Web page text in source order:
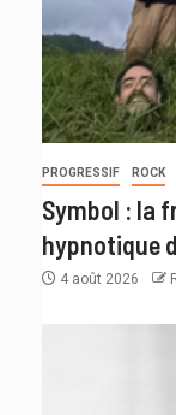
PROGRESSIF ROCK
Symbol : la
hypnotique
4 août 2026